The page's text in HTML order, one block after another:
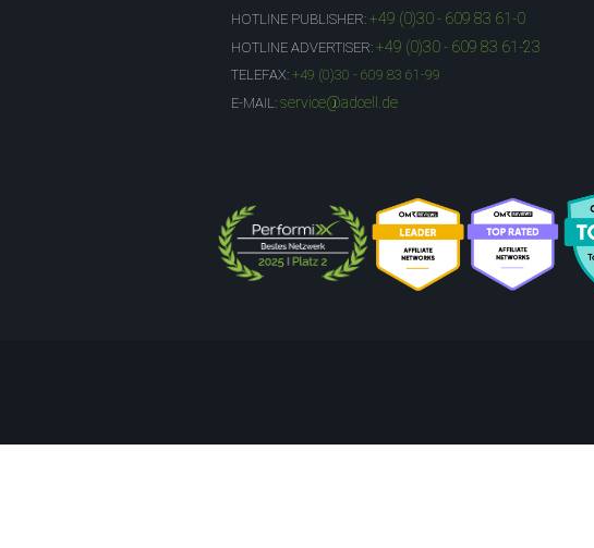
HOTLINE PUBLISHER: +49 (0)30 - 609 83 61-0
HOTLINE ADVERTISER: +49 (0)30 - 609 83 61-23
TELEFAX: +49 (0)30 - 609 83 61-99
E-MAIL: service@adcell.de